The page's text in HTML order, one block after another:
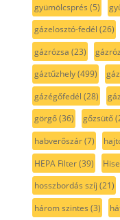
gyümölcsprés (5)
gázelosztó-fedél (26)
gázrózsa (23)
gáztűzhely(499)
gázégőfedél (28)
görgő(36) gőzsütő
habverőszár(7)
HEPA Filter(39)
hosszbordás szíj (21)
három szintes (3)